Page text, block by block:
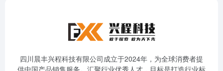
四川晨丰兴程科技有限公司成立于2024年，为全球消费者提
供中国产品销售服务。汇聚行业优秀人才，目标是打造行业标